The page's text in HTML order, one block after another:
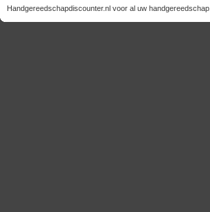
Handgereedschapdiscounter.nl voor al uw handgereedschap.